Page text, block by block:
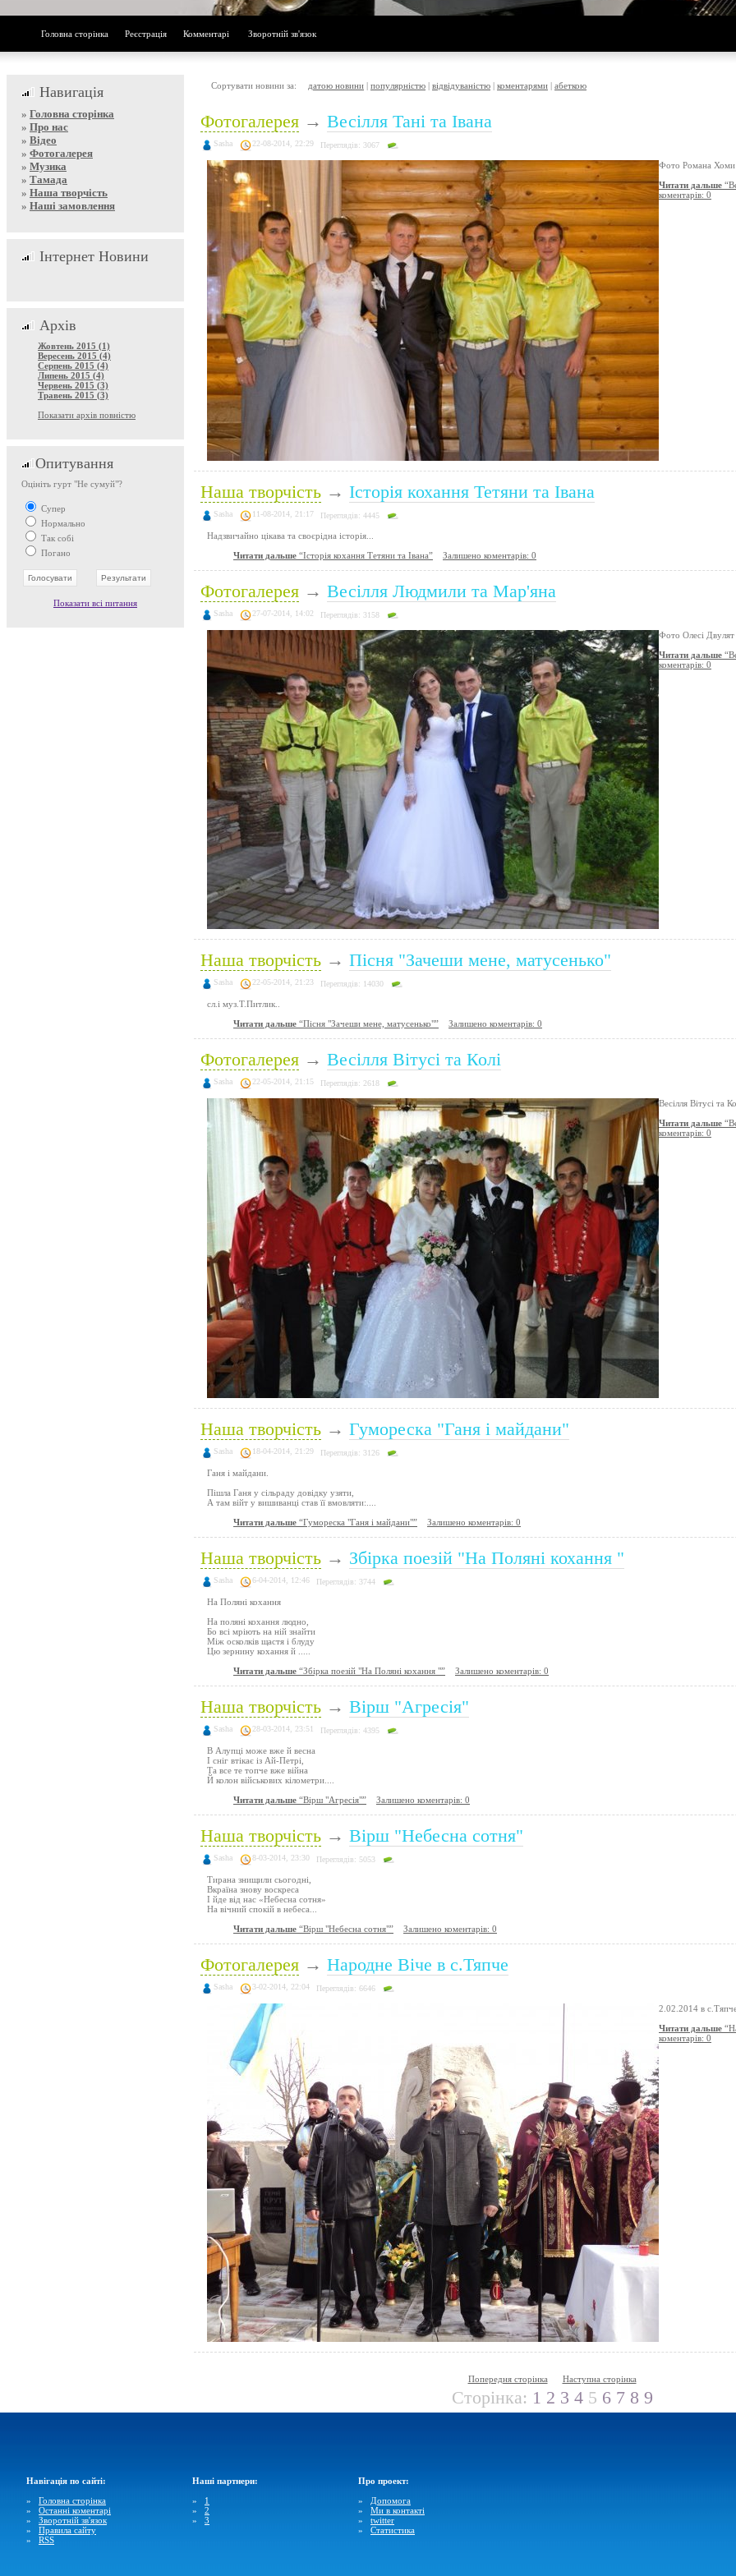
Головна сторінка Реєстрація Комментарі Зворотній зв'язок
Навигація
» Головна сторінка
» Про нас
» Відео
» Фотогалерея
» Музика
» Тамада
» Наша творчість
» Наші замовлення
Інтернет Новини
Архів
Жовтень 2015 (1)
Вересень 2015 (4)
Серпень 2015 (4)
Липень 2015 (4)
Червень 2015 (3)
Травень 2015 (3)
Показати архів повністю
Опитування
Оцініть гурт "Не сумуй"?
Супер
Нормально
Так собі
Погано
Показати всі питання
Сортувати новини за: датою новини | популярністю | відвідуваністю | коментарями | абеткою
Фотогалерея → Весілля Тані та Івана
Sasha 22-08-2014, 22:29 Переглядів: 3067
Фото Романа Хоми
Читати дальше
коментарів: 0
Наша творчість → Історія кохання Тетяни та Івана
Sasha 11-08-2014, 21:17 Переглядів: 4445
Надзвичайно цікава та своєрідна історія...
Читати дальше “Історія кохання Тетяни та Івана” Залишено коментарів: 0
Фотогалерея → Весілля Людмили та Мар'яна
Sasha 27-07-2014, 14:02 Переглядів: 3158
Фото Олесі Двулят
Читати дальше
коментарів: 0
Наша творчість → Пісня "Зачеши мене, матусенько"
Sasha 22-05-2014, 21:23 Переглядів: 14030
сл.і муз.Т.Питлик..
Читати дальше “Пісня "Зачеши мене, матусенько"” Залишено коментарів: 0
Фотогалерея → Весілля Вітусі та Колі
Sasha 22-05-2014, 21:15 Переглядів: 2618
Весілля Вітусі та
Читати дальше
коментарів: 0
Наша творчість → Гумореска "Ганя і майдани"
Sasha 18-04-2014, 21:29 Переглядів: 3126
Ганя і майдани.
Пішла Ганя у сільраду довідку узяти,
А там війт у вишиванці став її вмовляти:....
Читати дальше “Гумореска "Ганя і майдани"” Залишено коментарів: 0
Наша творчість → Збірка поезій "На Поляні кохання "
Sasha 6-04-2014, 12:46 Переглядів: 3744
На Поляні кохання
На поляні кохання людно,
Бо всі мріють на ній знайти
Між осколків щастя і блуду
Цю зернину кохання й .....
Читати дальше “Збірка поезій "На Поляні кохання "” Залишено коментарів: 0
Наша творчість → Вірш "Агресія"
Sasha 28-03-2014, 23:51 Переглядів: 4395
В Алупці може вже й весна
І сніг втікає із Ай-Петрі,
Та все те топче вже війна
Й колон військових кілометри....
Читати дальше “Вірш "Агресія"” Залишено коментарів: 0
Наша творчість → Вірш "Небесна сотня"
Sasha 8-03-2014, 23:30 Переглядів: 5053
Тирана знищили сьогодні,
Вкраїна знову воскреса
І йде від нас «Небесна сотня»
На вічний спокій в небеса...
Читати дальше “Вірш "Небесна сотня"” Залишено коментарів: 0
Фотогалерея → Народне Віче в с.Тяпче
Sasha 3-02-2014, 22:04 Переглядів: 6646
2.02.2014 в
Читати дальше
коментарів: 0
Попередня сторінка Наступна сторінка
Сторінка: 1 2 3 4 5 6 7 8 9
Навігація по сайті:
» Головна сторінка
» Останні коментарі
» Зворотній зв'язок
» Правила сайту
» RSS
Наші партнери:
» 1
» 2
» 3
Про проект:
» Допомога
» Ми в контакті
» twitter
» Статистика